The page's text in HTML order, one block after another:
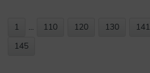
1 ... 110 120 130 141
145